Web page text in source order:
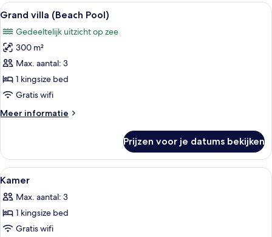
kingsize
(Garden)
Alle
foto's
voor
Grand
villa
(Beach
Pool)
Een ruime eetruimte met een
12
Grand villa (Beach Pool)
Gedeeltelijk uitzicht op zee
300 m²
Max. aantal: 3
1 kingsize bed
Gratis wifi
Meer informatie
Meer
villa
(Beach
Pool)
Prijzen voor je datums bekijken
Alle
foto's
voor
Kamer
laden
Een hotelkamer met een bed, een
8
Kamer
Max. aantal: 3
1 kingsize bed
Gratis wifi